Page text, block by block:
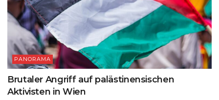
PANORAMA
Brutaler Angriff auf palästinensischen
Aktivisten in Wien